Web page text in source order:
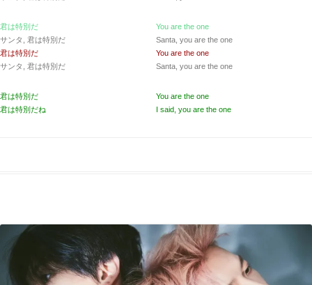
君は特別だ
サンタ, 君は特別だ
君は特別だ
サンタ, 君は特別だ
君は特別だ
君は特別だね
You are the one
Santa, you are the one
You are the one
Santa, you are the one
You are the one
I said, you are the one